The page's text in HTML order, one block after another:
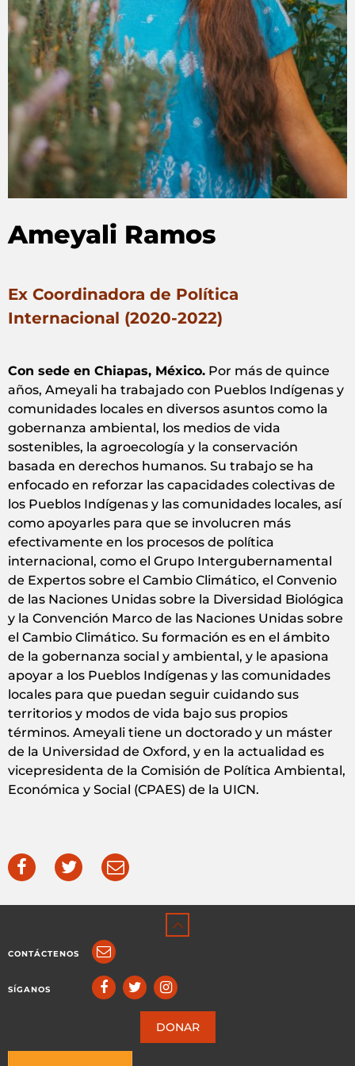
Ameyali Ramos
Ex Coordinadora de Política
Internacional (2020-2022)
Con sede en Chiapas, México. Por más de quince
años, Ameyali ha trabajado con Pueblos Indígenas y
comunidades locales en diversos asuntos como la
gobernanza ambiental, los medios de vida
sostenibles, la agroecología y la conservación
basada en derechos humanos. Su trabajo se ha
enfocado en reforzar las capacidades colectivas de
los Pueblos Indígenas y las comunidades locales, así
como apoyarles para que se involucren más
efectivamente en los procesos de política
internacional, como el Grupo Intergubernamental
de Expertos sobre el Cambio Climático, el Convenio
de las Naciones Unidas sobre la Diversidad Biológica
y la Convención Marco de las Naciones Unidas sobre
el Cambio Climático. Su formación es en el ámbito
de la gobernanza social y ambiental, y le apasiona
apoyar a los Pueblos Indígenas y las comunidades
locales para que puedan seguir cuidando sus
territorios y modos de vida bajo sus propios
términos. Ameyali tiene un doctorado y un máster
de la Universidad de Oxford, y en la actualidad es
vicepresidenta de la Comisión de Política Ambiental,
Económica y Social (CPAES) de la UICN.
CONTÁCTENOS
SÍGANOS
DONAR